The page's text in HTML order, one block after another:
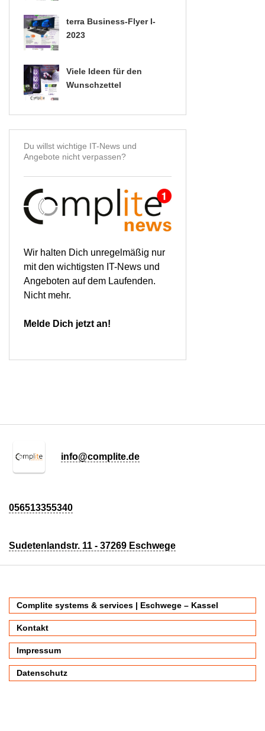
terra Business-Flyer I-
2023
Viele Ideen für den
Wunschzettel
Du willst wichtige IT-News und
Angebote nicht verpassen?
Wir halten Dich unregelmäßig nur
mit den wichtigsten IT-News und
Angeboten auf dem Laufenden.
Nicht mehr.
Melde Dich jetzt an!
info@complite.de
056513355340
Sudetenlandstr. 11 - 37269 Eschwege
Complite systems & services | Eschwege – Kassel
Kontakt
Impressum
Datenschutz